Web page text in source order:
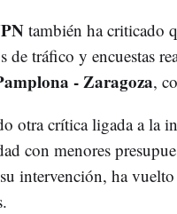
también ha criticado
de tráfico y encuestas
- Zaragoza,
otra crítica ligada a la
con menores
intervención, ha